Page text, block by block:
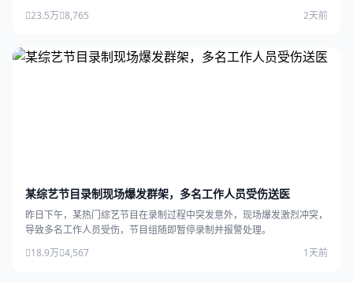
23.5万 8,765 2天前
某综艺节目录制现场爆发群架，多名工作人员受伤送医
昨日下午，某热门综艺节目在录制过程中突发意外，现场爆发激烈冲突，
导致多名工作人员受伤，节目组随即暂停录制并报警处理。
18.9万 4,567 1天前